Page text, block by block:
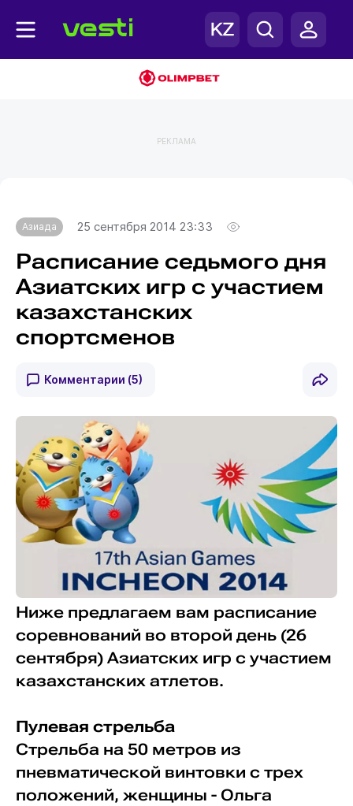
РЕКЛАМА
Азиада 25 сентября 2014 23:33
Расписание седьмого дня
Азиатских игр с участием
казахстанских
спортсменов
Комментарии (5)
Ниже предлагаем вам расписание
соревнований во второй день (26
сентября) Азиатских игр с участием
казахстанских атлетов.
Пулевая стрельба
Стрельба на 50 метров из
пневматической винтовки с трех
положений, женщины - Ольга